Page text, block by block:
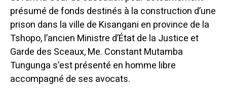
présumé de fonds destinés à la construction d’une
prison dans la ville de Kisangani en province de la
Tshopo, l’ancien Ministre d’État de la Justice et
Garde des Sceaux, Me. Constant Mutamba
Tungunga s’est présenté en homme libre
accompagné de ses avocats.